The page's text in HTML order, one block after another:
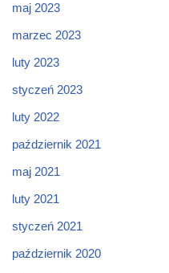
maj 2023
marzec 2023
luty 2023
styczeń 2023
luty 2022
październik 2021
maj 2021
luty 2021
styczeń 2021
październik 2020